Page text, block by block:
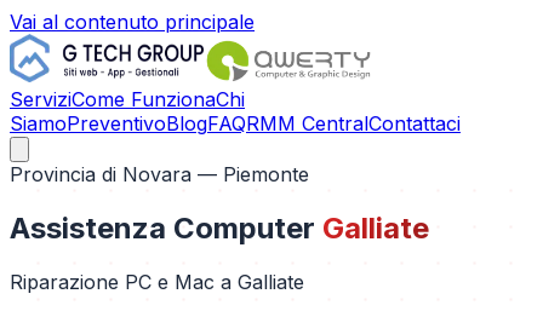
Vai al contenuto principale
ServiziCome FunzionaChi
SiamoPreventivoBlogFAQRMM CentralContattaci
Provincia di Novara — Piemonte
Assistenza Computer Galliate
Riparazione PC e Mac a Galliate